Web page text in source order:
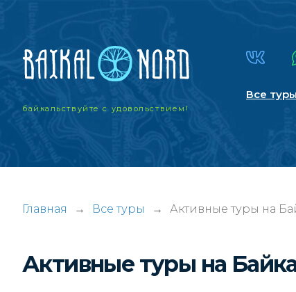
байкальствуйтес удовольствием!
Все туры
Главная → Все туры → Активные туры на
Активные туры на